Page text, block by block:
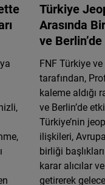
Türkiye
Arasında
ve
FNF Türkiye
tarafından,
kaleme aldığı
ve Berlin’de
Türkiye’nin
ilişkileri,
birliği
karar alıcılar
getirerek